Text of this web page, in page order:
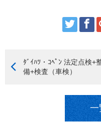
ﾀﾞｲﾊﾂ・ｺﾍﾟﾝ 法定点検+
備+検査（車検）
一